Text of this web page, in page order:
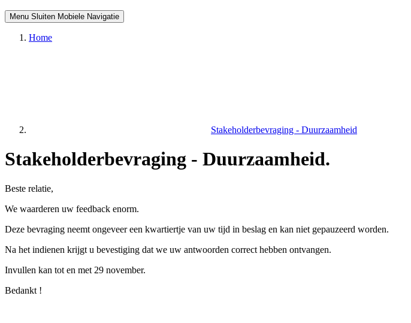
Menu Sluiten Mobiele Navigatie
Home
Stakeholderbevraging - Duurzaamheid
Stakeholderbevraging - Duurzaamheid.
Beste relatie,
We waarderen uw feedback enorm.
Deze bevraging neemt ongeveer een kwartiertje van uw tijd in beslag en kan niet gepauzeerd worden.
Na het indienen krijgt u bevestiging dat we uw antwoorden correct hebben ontvangen.
Invullen kan tot en met 29 november.
Bedankt !